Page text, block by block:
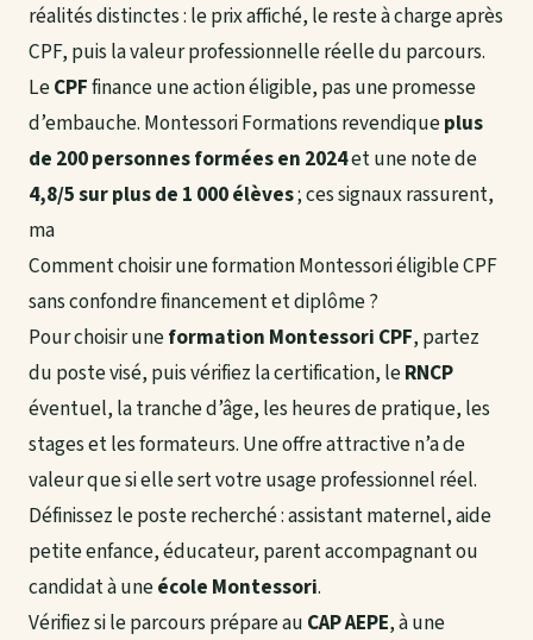
réalités distinctes : le prix affiché, le reste à charge après
CPF, puis la valeur professionnelle réelle du parcours.
LeCPFfinance une action éligible, pas une promesse
d’embauche. Montessori Formations revendiqueplus
de 200 personnes formées en 2024et une note de
4,8/5 sur plus de 1 000 élèves; ces signaux rassurent,
ma
Comment choisir une formation Montessori éligible CPF
sans confondre financement et diplôme ?
Pour choisir uneformation Montessori CPF, partez
du poste visé, puis vérifiez la certification, leRNCP
éventuel, la tranche d’âge, les heures de pratique, les
stages et les formateurs. Une offre attractive n’a de
valeur que si elle sert votre usage professionnel réel.
Définissez le poste recherché : assistant maternel, aide
petite enfance, éducateur, parent accompagnant ou
candidat à uneécole Montessori.
Vérifiez si le parcours prépare au CAP AEPE, à une